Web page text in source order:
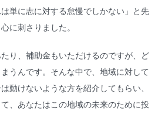
単に志に対する怠慢でしかない」と先
に刺さりました。
り、補助金もいただけるのですが、ど
うんです。そんな中で、地域に対して
動けないような方を紹介してもらい、
て、あなたはこの地域の未来のために投